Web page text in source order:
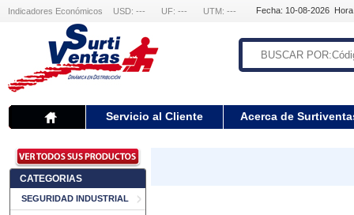
Indicadores Económicos USD: --- UF: --- UTM: --- Fecha: 10-08-2026
Servicio al Cliente Acerca de
CATEGORIAS
SEGURIDAD INDUSTRIAL